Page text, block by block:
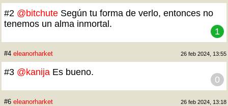
#2 @bitchute Según tu forma de verlo, entonces no
tenemos un alma inmortal.
1
#4 eleanorharket 26 feb 2024, 13:55
#3 @kanija Es bueno.
0
#6 eleanorharket 26 feb 2024, 13:18